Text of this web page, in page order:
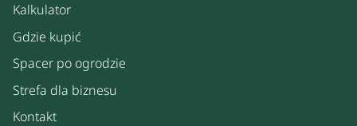
Kalkulator
Gdzie kupić
Spacer po ogrodzie
Strefa dla biznesu
Kontakt